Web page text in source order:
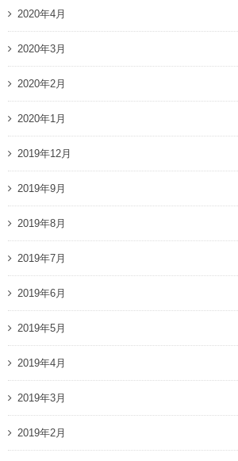
2020年4月
2020年3月
2020年2月
2020年1月
2019年12月
2019年9月
2019年8月
2019年7月
2019年6月
2019年5月
2019年4月
2019年3月
2019年2月